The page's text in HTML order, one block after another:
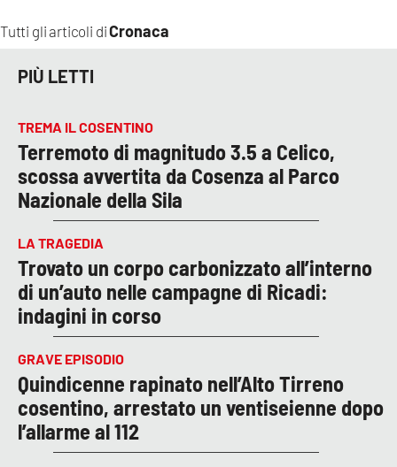
Tutti gli articoli diCronaca
PIÙ LETTI
TREMA IL COSENTINO
Terremoto di magnitudo 3.5 a Celico,
scossa avvertita da Cosenza al Parco
Nazionale della Sila
LA TRAGEDIA
Trovato un corpo carbonizzato all’interno
di un’auto nelle campagne di Ricadi:
indagini in corso
GRAVE EPISODIO
Quindicenne rapinato nell’Alto Tirreno
cosentino, arrestato un ventiseienne dopo
l’allarme al 112